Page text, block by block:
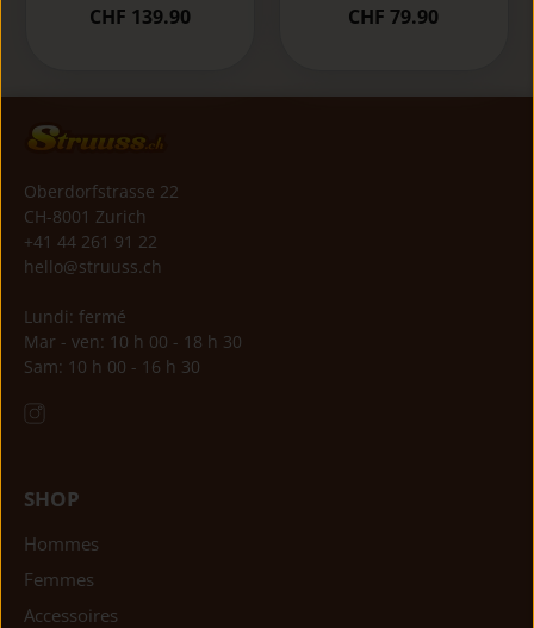
CHF 139.90 CHF 79.90
Oberdorfstrasse 22
CH-8001 Zurich
+41 44 261 91 22
hello@struuss.ch
Lundi: fermé
Mar - ven: 10 h 00 - 18 h 30
Sam: 10 h 00 - 16 h 30
SHOP
Hommes
Femmes
Accessoires